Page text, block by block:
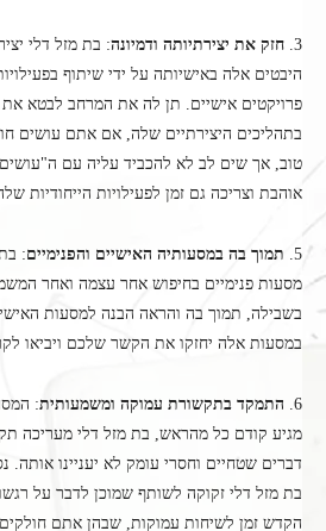
3. חזק את יצירתיותה ודמיונה: בת מזל דלי
היבטים אלה באישיותה על ידי שיתוף
פרויקטים אישיים. תן לה את המרחב לבטא
בתהליכים היצירתיים שלה, אם אתם עושים
טוב, אך שים לב לא להכביד עליה עם ה"עושים
אוהבת וצריכה גם זמן לפעילויות הייחודיות
5. תמוך בה במסעותיה האישיים והפנימיים:
מסעות פנימיים בחיפוש אחר עצמה ואחר
בשבילה, תמוך בה והראה הבנה למסעות
במסעות אלה יחזקו את הקשר שלכם ויביאו
6. התמקד בתקשורת עמוקה ומשמעותית:
מגיע קודם כל מהראש, בת מזל דלי מעריכה
דברים שטחיים וחסרי עומק לא יעניינו אותה.
בת מזל דלי זקוקה לשותף שמוכן לדבר על
הקדש זמן לשיחות עמוקות, שבהן אתם